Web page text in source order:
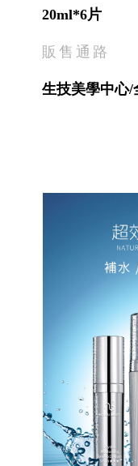
20ml*6片
販售通路
生技美學中心